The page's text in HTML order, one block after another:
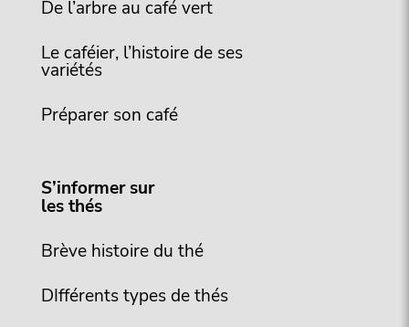
De l’arbre au café vert
Le caféier, l’histoire de ses
variétés
Préparer son café
S’informer sur
les thés
Brève histoire du thé
DIfférents types de thés